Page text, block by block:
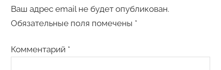
Ваш адрес email не будет опубликован.
Обязательные поля помечены *
Комментарий *